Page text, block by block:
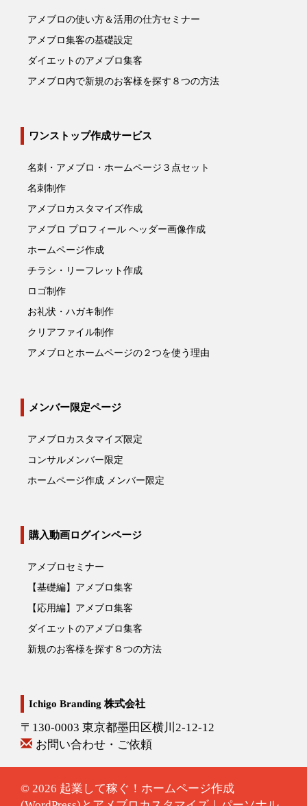
アメブロの使い方＆活用の仕方セミナー
アメブロ集客の基礎設定
ダイエットのアメブロ集客
アメブロ内で新規のお客様を探す８つの方法
ワンストップ作成サービス
名刺・アメブロ・ホームページ３点セット
名刺制作
アメブロカスタマイズ作成
アメブロ プロフィール ヘッダー画像作成
ホームページ作成
チラシ・リーフレット作成
ロゴ制作
お礼状・ハガキ制作
クリアファイル制作
アメブロとホームページの２つを使う理由
メンバー限定ページ
アメブロカスタマイズ限定
コンサルメンバー限定
ホームページ作成 メンバー限定
購入動画ログインページ
アメブロセミナー
【基礎編】アメブロ集客
【応用編】アメブロ集客
ダイエットのアメブロ集客
新規のお客様を探す８つの方法
Ichigo Branding 株式会社
〒130-0003 東京都墨田区横川2-12-12
お問い合わせ・ご依頼
© 2026 起業して稼ぐ！ホームページ作成